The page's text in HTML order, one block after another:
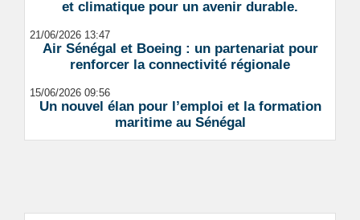
et climatique pour un avenir durable.
21/06/2026 13:47
Air Sénégal et Boeing : un partenariat pour
renforcer la connectivité régionale
15/06/2026 09:56
Un nouvel élan pour l’emploi et la formation
maritime au Sénégal